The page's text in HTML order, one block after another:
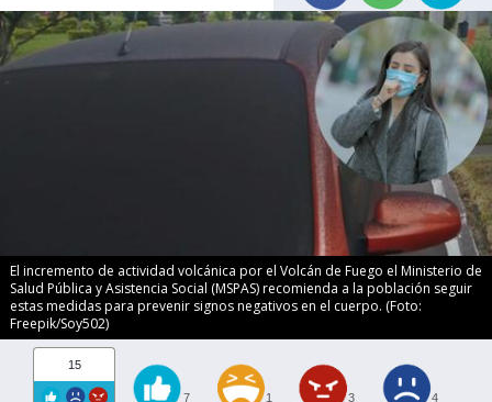
El incremento de actividad volcánica por el Volcán de Fuego el Ministerio de
Salud Pública y Asistencia Social (MSPAS) recomienda a la población seguir
estas medidas para prevenir signos negativos en el cuerpo. (Foto:
Freepik/Soy502)
15
7 1 3 4